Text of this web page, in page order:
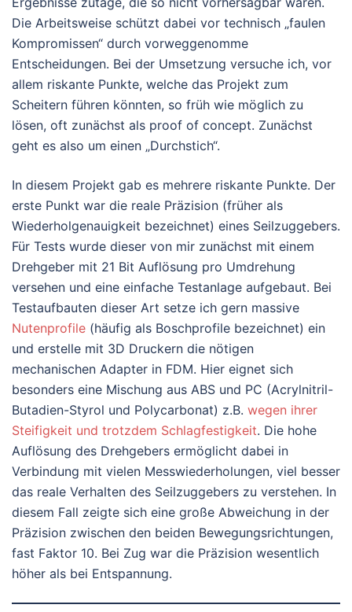
Die Arbeitsweise schützt dabei vor technisch „faulen
Kompromissen“ durch vorweggenomme
Entscheidungen. Bei der Umsetzung versuche ich, vor
allem riskante Punkte, welche das Projekt zum
Scheitern führen könnten, so früh wie möglich zu
lösen, oft zunächst als proof of concept. Zunächst
geht es also um einen „Durchstich“.
In diesem Projekt gab es mehrere riskante Punkte. Der
erste Punkt war die reale Präzision (früher als
Wiederholgenauigkeit bezeichnet) eines Seilzuggebers.
Für Tests wurde dieser von mir zunächst mit einem
Drehgeber mit 21 Bit Auflösung pro Umdrehung
versehen und eine einfache Testanlage aufgebaut. Bei
Testaufbauten dieser Art setze ich gern massive
Nutenprofile (häufig als Boschprofile bezeichnet) ein
und erstelle mit 3D Druckern die nötigen
mechanischen Adapter in FDM. Hier eignet sich
besonders eine Mischung aus ABS und PC (Acrylnitril-
Butadien-Styrol und Polycarbonat) z.B. wegen ihrer
Steifigkeit und trotzdem Schlagfestigkeit. Die hohe
Auflösung des Drehgebers ermöglicht dabei in
Verbindung mit vielen Messwiederholungen, viel besser
das reale Verhalten des Seilzuggebers zu verstehen. In
diesem Fall zeigte sich eine große Abweichung in der
Präzision zwischen den beiden Bewegungsrichtungen,
fast Faktor 10. Bei Zug war die Präzision wesentlich
höher als bei Entspannung.